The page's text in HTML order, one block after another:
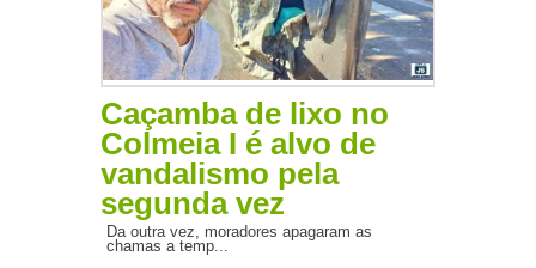
Caçamba de lixo no
Colmeia I é alvo de
vandalismo pela
segunda vez
Da outra vez, moradores apagaram as
chamas a temp...